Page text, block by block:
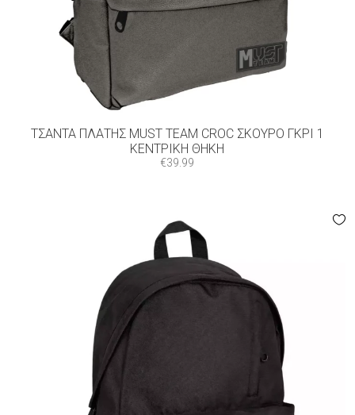
ΤΣΆΝΤΑ ΠΛΆΤΗΣ MUST TEAM CROC ΣΚΟΎΡΟ ΓΚΡΙ 1
ΚΕΝΤΡΙΚΉ ΘΉΚΗ
€39.99